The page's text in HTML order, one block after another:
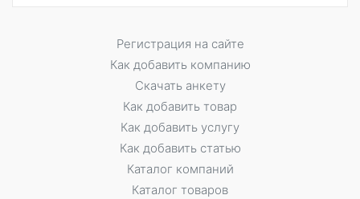
Регистрация на сайте
Как добавить компанию
Скачать анкету
Как добавить товар
Как добавить услугу
Как добавить статью
Каталог компаний
Каталог товаров